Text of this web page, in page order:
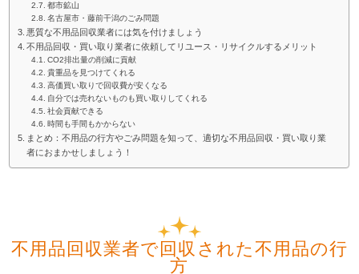
都市鉱山
名古屋市・藤前干潟のごみ問題
悪質な不用品回収業者には気を付けましょう
不用品回収・買い取り業者に依頼してリユース・リサイクルするメリット
CO2排出量の削減に貢献
貴重品を見つけてくれる
高価買い取りで回収費が安くなる
自分では売れないものも買い取りしてくれる
社会貢献できる
時間も手間もかからない
まとめ：不用品の行方やごみ問題を知って、適切な不用品回収・買い取り業
者におまかせしましょう！
不用品回収業者で回収された不用品の行
方